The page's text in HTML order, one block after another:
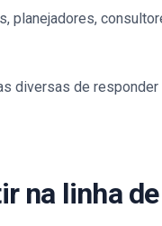
planejadores,
diversas de
na linha